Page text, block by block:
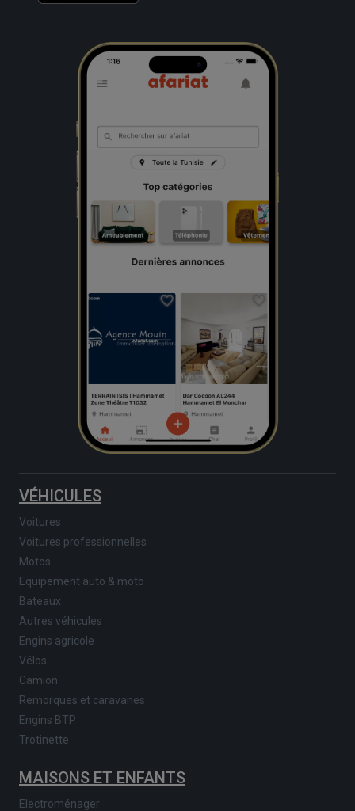
VÉHICULES
Voitures
Voitures professionnelles
Motos
Equipement auto & moto
Bateaux
Autres véhicules
Engins agricole
Vélos
Camion
Remorques et caravanes
Engins BTP
Trotinette
MAISONS ET ENFANTS
Electroménager